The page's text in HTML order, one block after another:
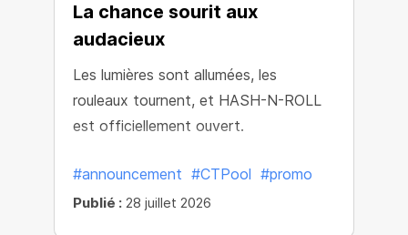
La chance sourit aux
audacieux
Les lumières sont allumées, les
rouleaux tournent, et HASH-N-ROLL
est officiellement ouvert.
#announcement #CTPool #promo
Publié : 28 juillet 2026